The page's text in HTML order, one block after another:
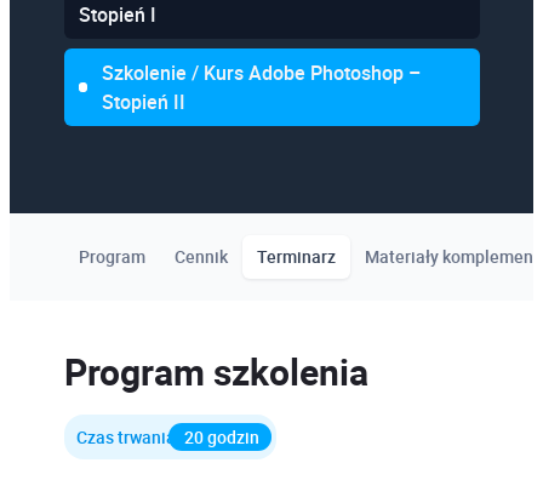
Stopień I
Szkolenie / Kurs Adobe Photoshop –
Stopień II
Program Cennik Terminarz Materiały
Program szkolenia
Czas trwania 20 godzin